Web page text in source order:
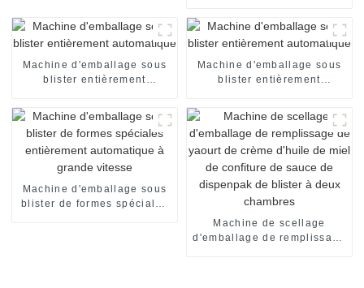
d'emballage encartonneuse
automatique machine de
mise en carton
Machine d'emballage sous
blister entièrement
Machine d'emballage sous
blister entièrement
Machine d'emballage sous
blister de formes spéciales
Machine de scellage
d'emballage de remplissage